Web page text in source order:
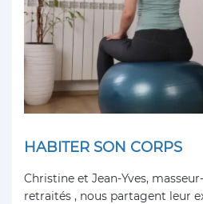
HABITER SON CORPS
Christine et Jean-Yves,
retraités , nous partagent leur